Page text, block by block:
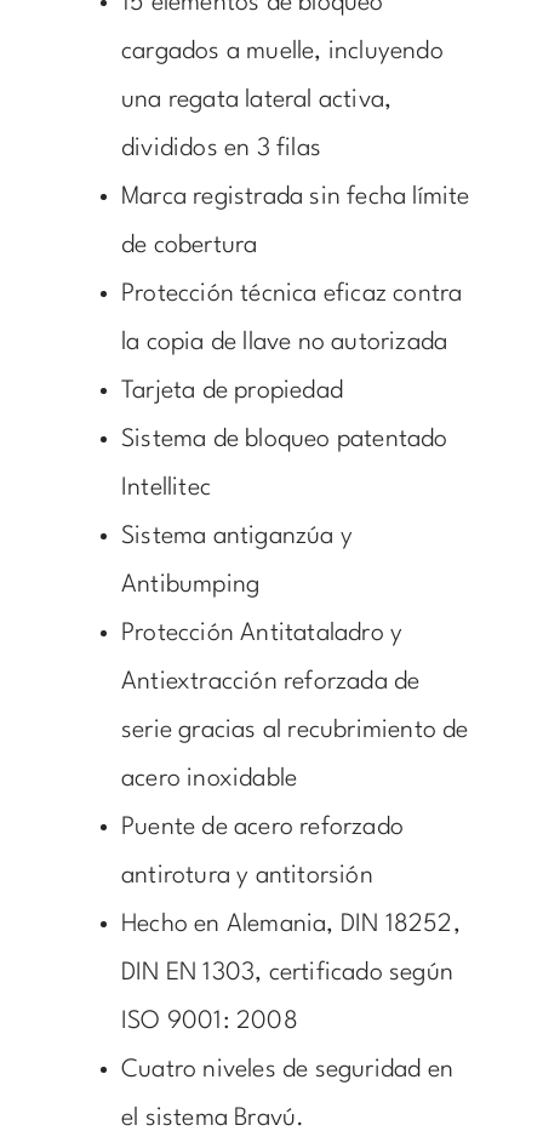
cargados a muelle, incluyendo
una regata lateral activa,
divididos en 3 filas
Marca registrada sin fecha límite
de cobertura
Protección técnica eficaz contra
la copia de llave no autorizada
Tarjeta de propiedad
Sistema de bloqueo patentado
Intellitec
Sistema antiganzúa y
Antibumping
Protección Antitataladro y
Antiextracción reforzada de
serie gracias al recubrimiento de
acero inoxidable
Puente de acero reforzado
antirotura y antitorsión
Hecho en Alemania, DIN 18252,
DIN EN 1303, certificado según
ISO 9001: 2008
Cuatro niveles de seguridad en
el sistema Bravú.